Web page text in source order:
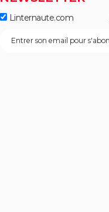
Linternaute.com